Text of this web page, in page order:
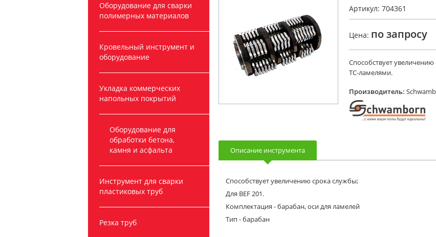
Оборудование для сварки
полимерных материалов
Кровельный инструмент и
оборудование
Укладка коммерческих
напольных покрытий
Оборудование для
обработки бетона,
камня и асфальта
Инструмент для сварки
пластиковых труб
Резка труб
Артикул: 704361
Цена: по запросу
Способствует
ТС-ламелями.
Производитель:
Описание инструмента
Способствует увеличению срока службы;
Для BEF 201.
Комплектация - барабан, оси для ламелей
Тип - барабан